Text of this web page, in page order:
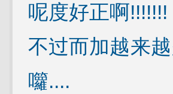
呢度好正啊!!!!!!!
不过而加越来
囖....